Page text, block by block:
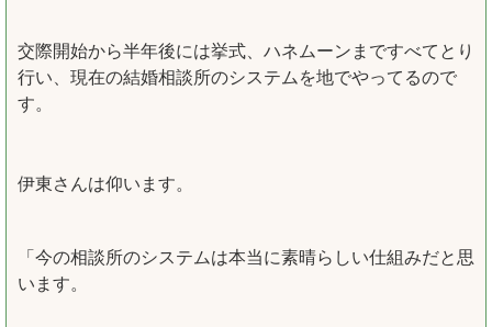
交際開始から半年後には挙式、ハネムーンまですべてとり
行い、現在の結婚相談所のシステムを地でやってるので
す。
伊東さんは仰います。
「今の相談所のシステムは本当に素晴らしい仕組みだと思
います。